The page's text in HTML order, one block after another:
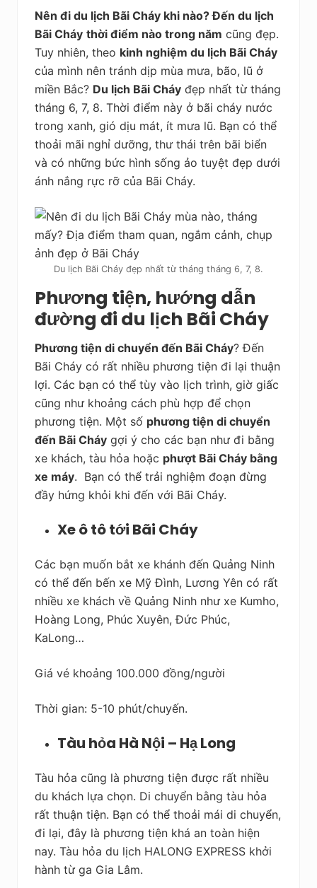
Nên đi du lịch Bãi Cháy khi nào? Đến du lịch
Bãi Cháy thời điểm nào trong năm cũng đẹp.
Tuy nhiên, theo kinh nghiệm du lịch Bãi Cháy
của mình nên tránh dịp mùa mưa, bão, lũ ở
miền Bắc? Du lịch Bãi Cháy đẹp nhất từ tháng
tháng 6, 7, 8. Thời điểm này ở bãi cháy nước
trong xanh, gió dịu mát, ít mưa lũ. Bạn có thể
thoải mãi nghỉ dưỡng, thư thái trên bãi biển
và có những bức hình sống ảo tuyệt đẹp dưới
ánh nắng rực rỡ của Bãi Cháy.
Du lịch Bãi Cháy đẹp nhất từ tháng tháng 6, 7, 8.
Phương tiện, hướng dẫn
đường đi du lịch Bãi Cháy
Phương tiện di chuyển đến Bãi Cháy? Đến
Bãi Cháy có rất nhiều phương tiện đi lại thuận
lợi. Các bạn có thể tùy vào lịch trình, giờ giấc
cũng như khoảng cách phù hợp để chọn
phương tiện. Một số phương tiện di chuyển
đến Bãi Cháy gợi ý cho các bạn như đi bằng
xe khách, tàu hỏa hoặc phượt Bãi Cháy bằng
xe máy. Bạn có thể trải nghiệm đoạn đừng
đầy hứng khỏi khi đến với Bãi Cháy.
Xe ô tô tới Bãi Cháy
Các bạn muốn bắt xe khánh đến Quảng Ninh
có thể đến bến xe Mỹ Đình, Lương Yên có rất
nhiều xe khách về Quảng Ninh như xe Kumho,
Hoàng Long, Phúc Xuyên, Đức Phúc,
KaLong…
Giá vé khoảng 100.000 đồng/người
Thời gian: 5-10 phút/chuyến.
Tàu hỏa Hà Nội – Hạ Long
Tàu hỏa cũng là phương tiện được rất nhiều
du khách lựa chọn. Di chuyển bằng tàu hỏa
rất thuận tiện. Bạn có thể thoải mái di chuyển,
đi lại, đây là phương tiện khá an toàn hiện
nay. Tàu hỏa du lịch HALONG EXPRESS khởi
hành từ ga Gia Lâm.